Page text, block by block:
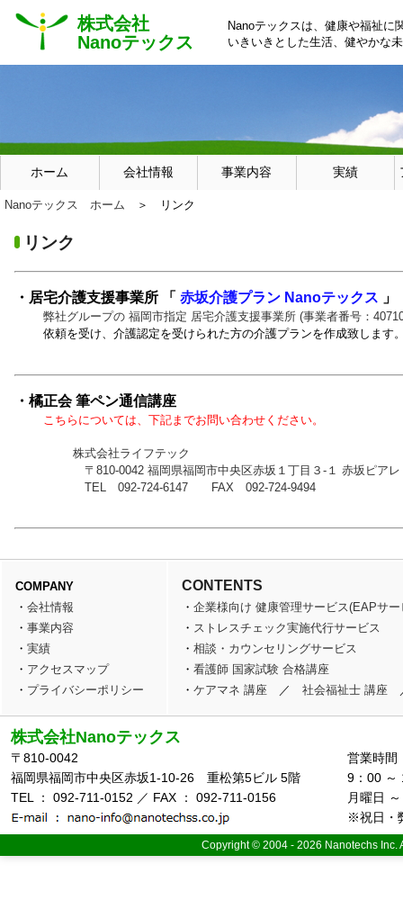
株式会社
Nanoテックス
Nanoテックスは、健康や福祉に
いきいきとした生活、健やかな
ホーム 会社情報 事業内容 実績
Nanoテックス ホーム ＞ リンク
リンク
・居宅介護支援事業所 「 赤坂介護プラン Nanoテックス 」
弊社グループの 福岡市指定 居宅介護支援事業所 (事業者番号：
依頼を受け、介護認定を受けられた方の介護プランを作成致します
・橘正会 筆ペン通信講座
こちらについては、下記までお問い合わせください。
株式会社ライフテック
〒810-0042 福岡県福岡市中央区赤坂１丁目３-１ 赤坂ピアレ
TEL 092-724-6147 FAX 092-724-9494
COMPANY
・ 会社情報
・ 事業内容
・ 実績
・ アクセスマップ
・ プライバシーポリシー
CONTENTS
・ 企業様向け 健康管理サービス(EAPサー
・ ストレスチェック実施代行サービス
・ 相談・カウンセリングサービス
・ 看護師 国家試験 合格講座
・ ケアマネ 講座 ／ 社会福祉士 講座
株式会社Nanoテックス
〒810-0042
福岡県福岡市中央区赤坂1-10-26 重松第5ビル 5階
TEL ： 092-711-0152 ／ FAX ： 092-711-0156
営業時間
9：00 ～
月曜日
※祝日・
Copyright © 2004 - 2026 Nanotechs Inc.